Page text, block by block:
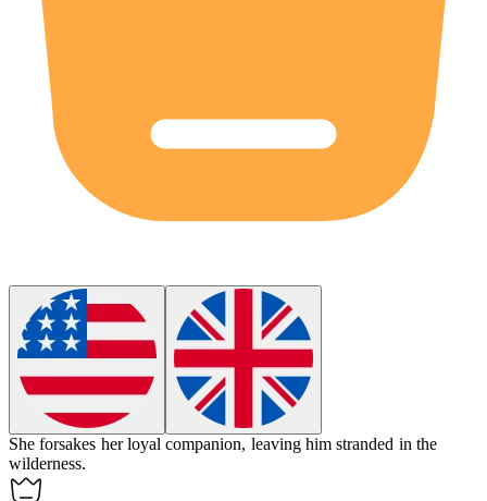
Sheforsakes her loyal companion, leaving him stranded in the
wilderness.